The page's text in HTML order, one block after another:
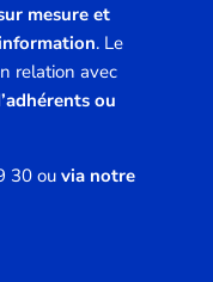
mesure et
. Le
relation avec
ou
30 ouvia notre